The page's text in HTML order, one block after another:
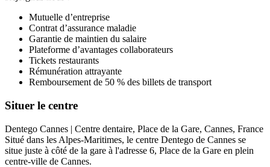
Mutuelle d’entreprise
Contrat d’assurance maladie
Garantie de maintien du salaire
Plateforme d’avantages collaborateurs
Tickets restaurants
Rémunération attrayante
Remboursement de 50 % des billets de transport
Situer le centre
Dentego Cannes | Centre dentaire, Place de la Gare, Cannes, France
Situé dans les Alpes-Maritimes, le centre Dentego de Cannes se
situe juste à côté de la gare à l'adresse 6, Place de la Gare en plein
centre-ville de Cannes.